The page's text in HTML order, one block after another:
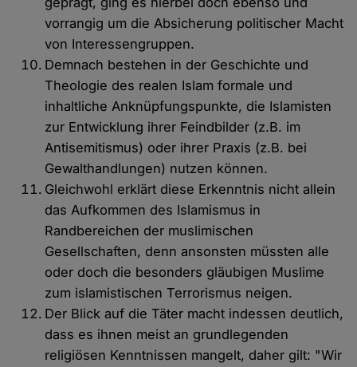
vorrangig um die Absicherung politischer Macht
von Interessengruppen.
Demnach bestehen in der Geschichte und
Theologie des realen Islam formale und
inhaltliche Anknüpfungspunkte, die Islamisten
zur Entwicklung ihrer Feindbilder (z.B. im
Antisemitismus) oder ihrer Praxis (z.B. bei
Gewalthandlungen) nutzen können.
Gleichwohl erklärt diese Erkenntnis nicht allein
das Aufkommen des Islamismus in
Randbereichen der muslimischen
Gesellschaften, denn ansonsten müssten alle
oder doch die besonders gläubigen Muslime
zum islamistischen Terrorismus neigen.
Der Blick auf die Täter macht indessen deutlich,
dass es ihnen meist an grundlegenden
religiösen Kenntnissen mangelt, daher gilt: "Wir